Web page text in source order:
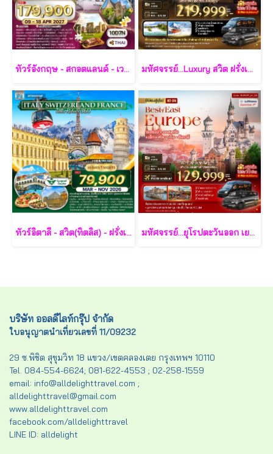
ทัวร์อังกฤษ - สกอตแลนด์ - เวลส์ 10 วัน - TG มหัศจรรย์...Luxury สวิต ฝรั่งเศส นอนหรู ระเบียงวิวหอไอเฟล 2 คืน กรุ๊ป 10 ท่าน 9 วัน 6 คืน - TG
ทัวร์อิตาลี - สวิต(ทิตลิส) - ฝรั่งเศส 10 วัน -SV มหัศจรรย์...ยุโรปตะวันออก เยอรมัน ออสเตรีย เช็ค สโลวาเกีย ฮังการี กรุ๊ป 10 ท่าน 8 วัน 5 คืน - LH/OS
บริษัท ออลดีไลท์กรุ๊ป จำกัด
ใบอนุญาตนำเที่ยวเลขที่ 11/09232
29 ซ.พิชิต สุขุมวิท 18 แขวง/เขตคลองเตย กรุงเทพฯ 10110
Tel. 084-554-6624; 081-622-4553 ; 02-258-1559
email: info@alldelighttravel.com ;
alldelighttravel@gmail.com
www.alldelighttravel.com
facebook.com/alldelighttravel
LINE ID: alldelight